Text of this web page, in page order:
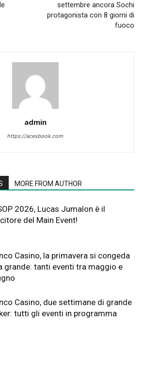
settembre ancora Sochi
protagonista con 8 giorni di
fuoco
admin
https://acesbook.com
MORE FROM AUTHOR
2026, Lucas Jumalon è il
del Main Event!
Casino, la primavera si congeda
grande: tanti eventi tra maggio e
Casino, due settimane di grande
tutti gli eventi in programma